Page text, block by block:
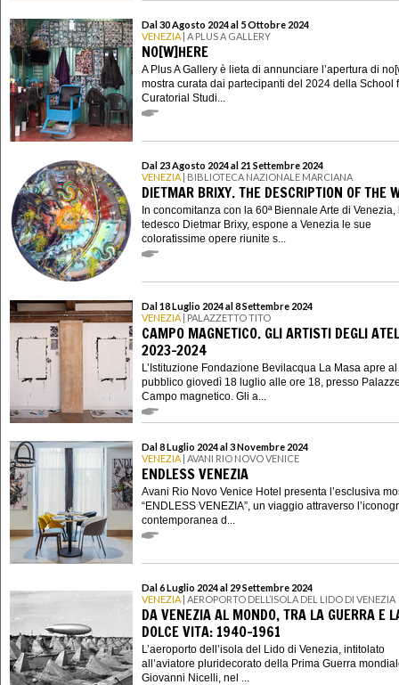
Dal 30 Agosto 2024 al 5 Ottobre 2024
VENEZIA | A PLUS A GALLERY
NO[W]HERE
A Plus A Gallery è lieta di annunciare l’apertura di
mostra curata dai partecipanti del 2024 della School
Curatorial Studi...
Dal 23 Agosto 2024 al 21 Settembre 2024
VENEZIA | BIBLIOTECA NAZIONALE MARCIANA
DIETMAR BRIXY. THE DESCRIPTION OF THE
In concomitanza con la 60ª Biennale Arte di Venezia,
tedesco Dietmar Brixy, espone a Venezia le sue
coloratissime opere riunite s...
Dal 18 Luglio 2024 al 8 Settembre 2024
VENEZIA | PALAZZETTO TITO
CAMPO MAGNETICO. GLI ARTISTI DEGLI
2023-2024
L’Istituzione Fondazione Bevilacqua La Masa apre al
pubblico giovedì 18 luglio alle ore 18, presso
Campo magnetico. Gli a...
Dal 8 Luglio 2024 al 3 Novembre 2024
VENEZIA | AVANI RIO NOVO VENICE
ENDLESS VENEZIA
Avani Rio Novo Venice Hotel presenta l’esclusiva
“ENDLESS VENEZIA”, un viaggio attraverso
contemporanea d...
Dal 6 Luglio 2024 al 29 Settembre 2024
VENEZIA | AEROPORTO DELL’ISOLA DEL LIDO DI VENEZIA
DA VENEZIA AL MONDO, TRA LA GUERRA E
DOLCE VITA: 1940-1961
L’aeroporto dell’isola del Lido di Venezia, intitolato
all’aviatore pluridecorato della Prima Guerra
Giovanni Nicelli, nel ...